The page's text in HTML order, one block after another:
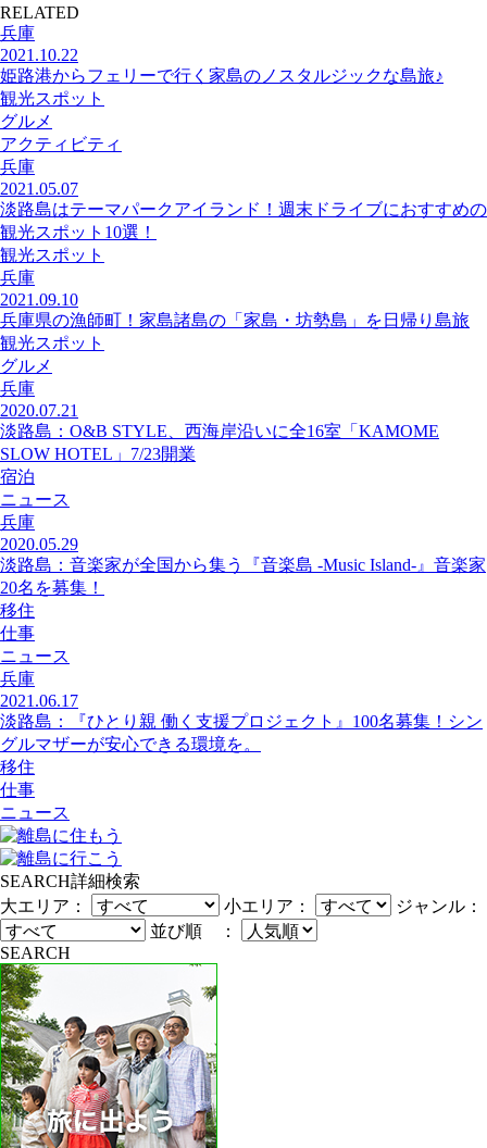
RELATED
兵庫
2021.10.22
姫路港からフェリーで行く家島のノスタルジックな島旅♪
観光スポット
グルメ
アクティビティ
兵庫
2021.05.07
淡路島はテーマパークアイランド！週末ドライブにおすすめの
観光スポット10選！
観光スポット
兵庫
2021.09.10
兵庫県の漁師町！家島諸島の「家島・坊勢島」を日帰り島旅
観光スポット
グルメ
兵庫
2020.07.21
淡路島：O&B STYLE、西海岸沿いに全16室「KAMOME
SLOW HOTEL」7/23開業
宿泊
ニュース
兵庫
2020.05.29
淡路島：音楽家が全国から集う『音楽島 -Music Island-』音楽家
20名を募集！
移住
仕事
ニュース
兵庫
2021.06.17
淡路島：『ひとり親 働く支援プロジェクト』100名募集！シン
グルマザーが安心できる環境を。
移住
仕事
ニュース
SEARCH詳細検索
大エリア：
小エリア：
ジャンル：
並び順 ：
SEARCH